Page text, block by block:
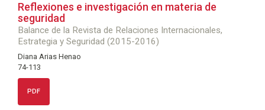
Reflexiones e investigación en materia de
seguridad
Balance de la Revista de Relaciones Internacionales,
Estrategia y Seguridad (2015-2016)
Diana Arias Henao
74-113
PDF